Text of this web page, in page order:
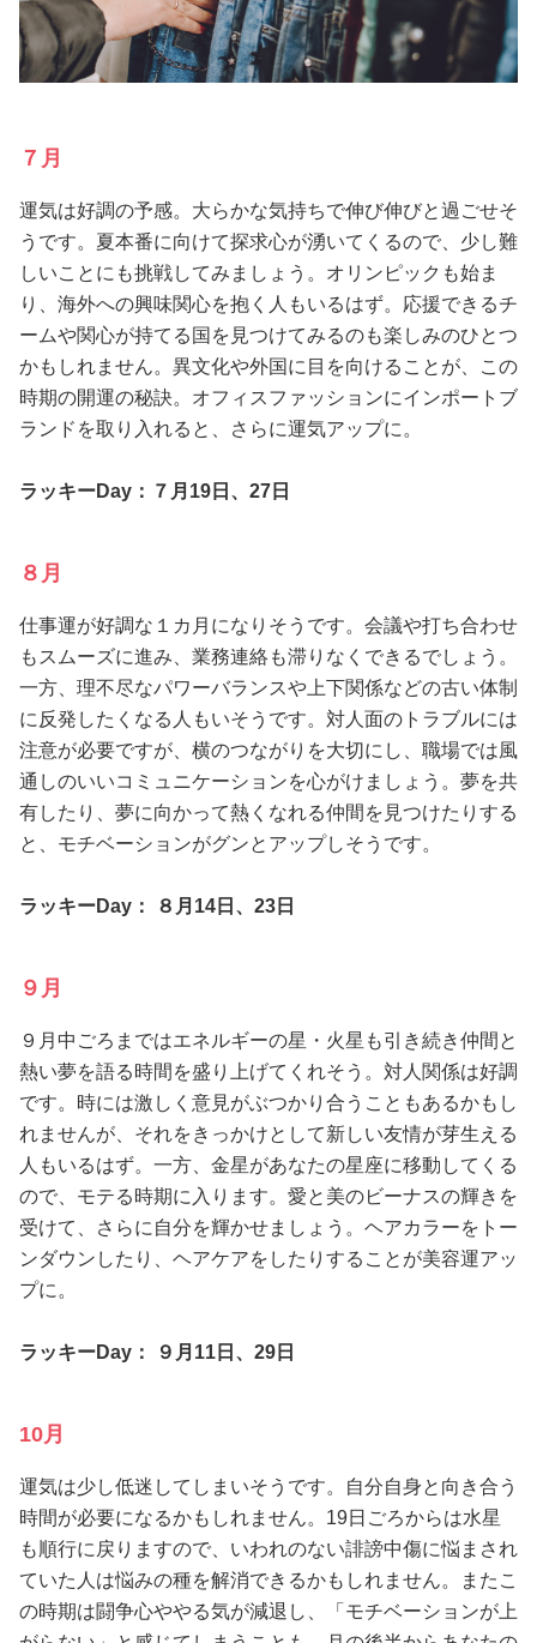
７月
運気は好調の予感。大らかな気持ちで伸び伸びと過ごせそ
うです。夏本番に向けて探求心が湧いてくるので、少し難
しいことにも挑戦してみましょう。オリンピックも始ま
り、海外への興味関心を抱く人もいるはず。応援できるチ
ームや関心が持てる国を見つけてみるのも楽しみのひとつ
かもしれません。異文化や外国に目を向けることが、この
時期の開運の秘訣。オフィスファッションにインポートブ
ランドを取り入れると、さらに運気アップに。
ラッキーDay：７月19日、27日
８月
仕事運が好調な１カ月になりそうです。会議や打ち合わせ
もスムーズに進み、業務連絡も滞りなくできるでしょう。
一方、理不尽なパワーバランスや上下関係などの古い体制
に反発したくなる人もいそうです。対人面のトラブルには
注意が必要ですが、横のつながりを大切にし、職場では風
通しのいいコミュニケーションを心がけましょう。夢を共
有したり、夢に向かって熱くなれる仲間を見つけたりする
と、モチベーションがグンとアップしそうです。
ラッキーDay： ８月14日、23日
９月
９月中ごろまではエネルギーの星・火星も引き続き仲間と
熱い夢を語る時間を盛り上げてくれそう。対人関係は好調
です。時には激しく意見がぶつかり合うこともあるかもし
れませんが、それをきっかけとして新しい友情が芽生える
人もいるはず。一方、金星があなたの星座に移動してくる
ので、モテる時期に入ります。愛と美のビーナスの輝きを
受けて、さらに自分を輝かせましょう。ヘアカラーをトー
ンダウンしたり、ヘアケアをしたりすることが美容運アッ
プに。
ラッキーDay： ９月11日、29日
10月
運気は少し低迷してしまいそうです。自分自身と向き合う
時間が必要になるかもしれません。19日ごろからは水星
も順行に戻りますので、いわれのない誹謗中傷に悩まされ
ていた人は悩みの種を解消できるかもしれません。またこ
の時期は闘争心ややる気が減退し、「モチベーションが上